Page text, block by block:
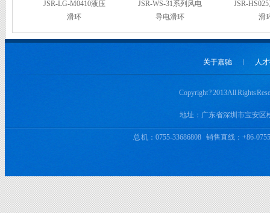
JSR-LG-M0410液压
滑环
JSR-WS-31系列风电
导电滑环
JSR-
滑
关于嘉驰 ︱ 人
Copyright ? 2013 All Rights
地址：广东省深圳市宝安区
总 机：0755-33686808 销售直线：+86-